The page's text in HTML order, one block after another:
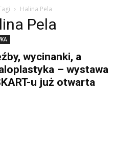
Halina Pela
Pela
wycinanki, a
– wystawa
u już otwarta